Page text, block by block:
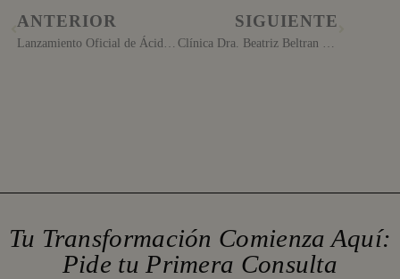
ANTERIOR SIGUIENTE
Tu Transformación Comienza Aquí:
Pide tu Primera Consulta